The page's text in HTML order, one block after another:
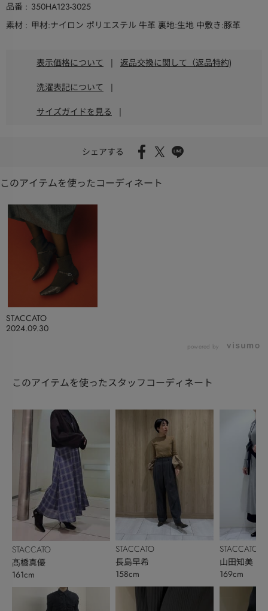
品番
350HA123-3025
素材
甲材:ナイロン ポリエステル 牛革 裏地:生地 中敷き:豚革
表示価格について | 返品交換に関して（返品特約)
洗濯表記について |
サイズガイドを見る |
シェアする
このアイテムを使ったコーディネート
2024.09.30
STACCATO
powered by
このアイテムを使ったスタッフコーディネート
STACCATO
髙橋真優
161cm
STACCATO
長島早希
158cm
STACCATO
山田知美
169cm